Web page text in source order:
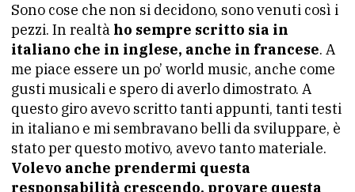
Sono cose che non si decidono, sono venuti così i
pezzi. In realtà ho sempre scritto sia in
italiano che in inglese, anche in francese. A
me piace essere un po’ world music, anche come
gusti musicali e spero di averlo dimostrato. A
questo giro avevo scritto tanti appunti, tanti testi
in italiano e mi sembravano belli da sviluppare, è
stato per questo motivo, avevo tanto materiale.
Volevo anche prendermi questa
responsabilità crescendo, provare questa